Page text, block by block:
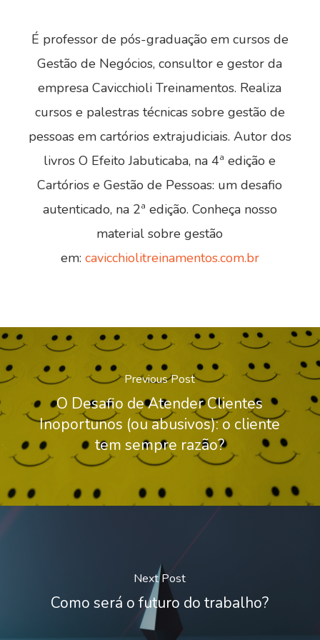
É professor de pós-graduação em cursos de
Gestão de Negócios, consultor e gestor da
empresa Cavicchioli Treinamentos. Realiza
cursos e palestras técnicas sobre gestão de
pessoas em cartórios extrajudiciais. Autor dos
livros O Efeito Jabuticaba, na 4ª edição e
Cartórios e Gestão de Pessoas: um desafio
autenticado, na 2ª edição. Conheça nosso
material sobre gestão
em: cavicchiolitreinamentos.com.br
Previous Post
O Desafio de Atender Clientes
Inoportunos (ou abusivos): o cliente
tem sempre razão?
Next Post
Como será o futuro do trabalho?